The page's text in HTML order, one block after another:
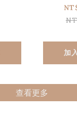
加
查看更多